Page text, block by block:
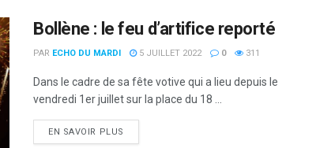
Bollène : le feu d’artifice reporté
PAR ECHO DU MARDI 5 JUILLET 2022 0 311
Dans le cadre de sa fête votive qui a lieu depuis le
vendredi 1er juillet sur la place du 18 ...
EN SAVOIR PLUS